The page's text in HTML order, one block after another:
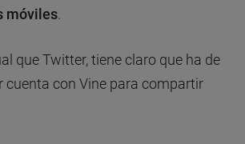
móviles.
que Twitter, tiene claro que ha de
con Vine para compartir